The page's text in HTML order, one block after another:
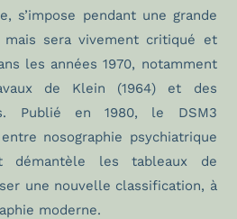
s’impose pendant une grande
sera vivement critiqué et
les années 1970, notamment
de Klein (1964) et des
Publié en 1980, le DSM3
nosographie psychiatrique
démantèle les tableaux de
une nouvelle classification, à
moderne.